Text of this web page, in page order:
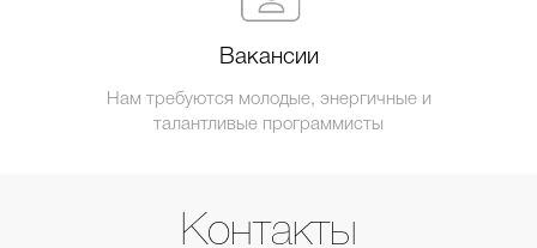
Вакансии
Нам требуются молодые, энергичные и
талантливые программисты
Контакты